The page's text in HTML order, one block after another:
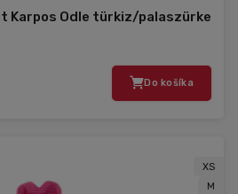
Karpos Odle türkiz/palaszürke
Do košíka
XS
M